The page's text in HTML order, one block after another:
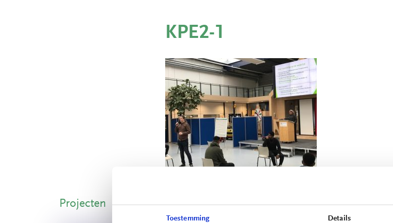
Toestemming Details
KPE2-1
Projecten